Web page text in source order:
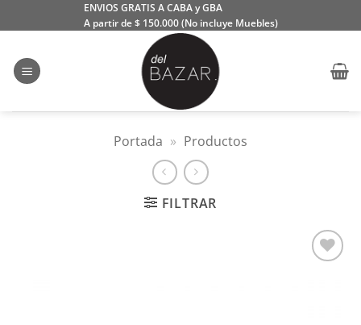
al
ENVIOS GRATIS A CABA y GBA
A partir de $ 150.000 (No incluye Muebles)
Portada » Productos
FILTRAR